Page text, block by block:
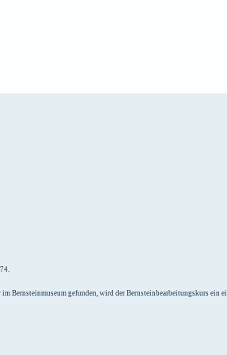
Bernsteinmuseum gefunden, wird der Bernsteinbearbeitungskurs